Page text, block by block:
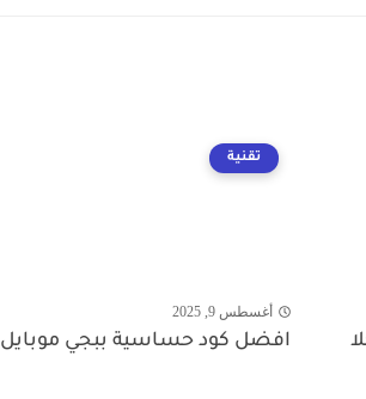
تقنية
أغسطس 9, 2025
افضل كود حساسية ببجي موبايل